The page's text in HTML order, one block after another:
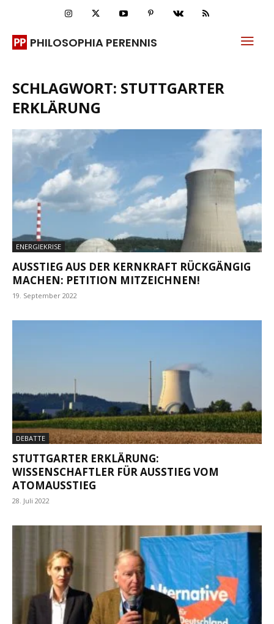
PHILOSOPHIA PERENNIS
SCHLAGWORT: STUTTGARTER
ERKLÄRUNG
ENERGIEKRISE
AUSSTIEG AUS DER KERNKRAFT RÜCKGÄNGIG
MACHEN: PETITION MITZEICHNEN!
19. September 2022
DEBATTE
STUTTGARTER ERKLÄRUNG:
WISSENSCHAFTLER FÜR AUSSTIEG VOM
ATOMAUSSTIEG
28. Juli 2022